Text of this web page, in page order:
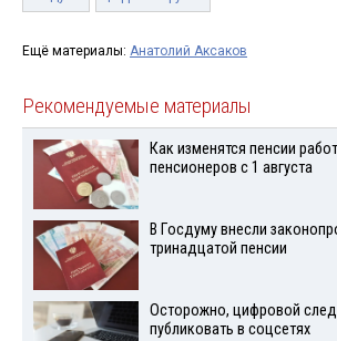
Ещё материалы: Анатолий Аксаков
Рекомендуемые материалы
Как изменятся пенсии
пенсионеров с 1 августа
В Госдуму внесли
тринадцатой пенсии
Осторожно, цифровой
публиковать в соцсетях